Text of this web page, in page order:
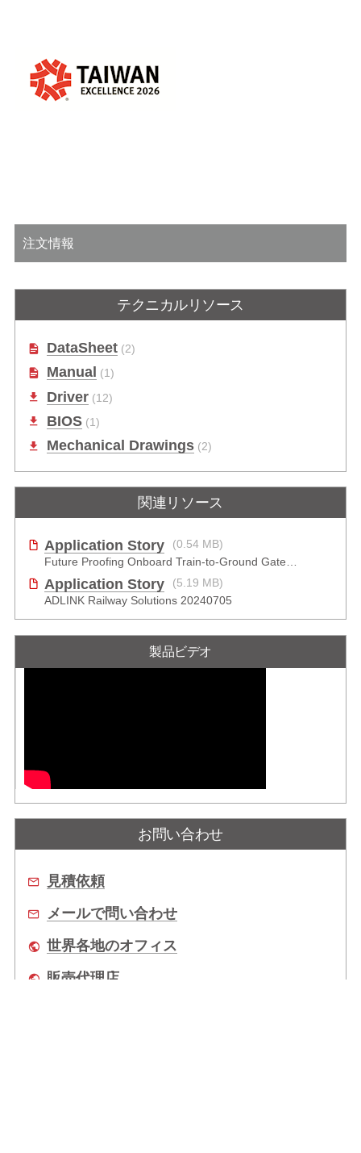
注文情報
テクニカルリソース
DataSheet(2)
Manual (1)
Driver(12)
BIOS(1)
Mechanical Drawings(2)
関連リソース
Application Story
(0.54 MB)
Future Proofing Onboard Train-to-Ground Gateway
Application Story
(5.19 MB)
ADLINK Railway Solutions 20240705
製品ビデオ
お問い合わせ
見積依頼
メールで問い合わせ
世界各地のオフィス
販売代理店